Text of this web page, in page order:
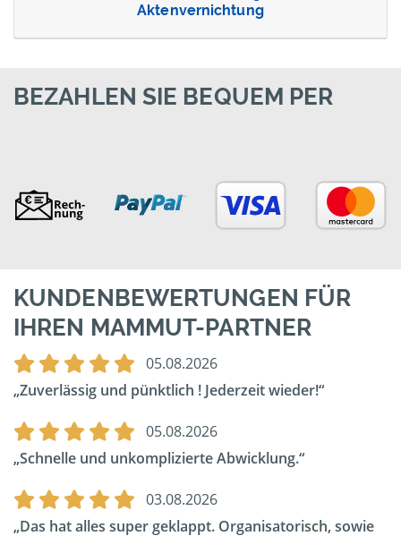
Aktenvernichtung
BEZAHLEN SIE BEQUEM PER
KUNDENBEWERTUNGEN FÜR
IHREN MAMMUT-PARTNER
05.08.2026
Zuverlässig und pünktlich ! Jederzeit wieder!
05.08.2026
Schnelle und unkomplizierte Abwicklung.
03.08.2026
Das hat alles super geklappt. Organisatorisch, sowie